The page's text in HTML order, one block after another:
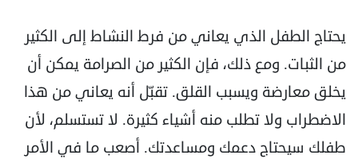
يحتاج الطفل الذي يعاني من فرط النشاط إلى الكثير
من الثبات. ومع ذلك، فإن الكثير من الصرامة يمكن أن
يخلق معارضة ويسبب القلق. تقبّل أنه يعاني من هذا
الاضطراب ولا تطلب منه أشياء كثيرة. لا تستسلم، لأن
طفلك سيحتاج دعمك ومساعدتك. أصعب ما في الأمر